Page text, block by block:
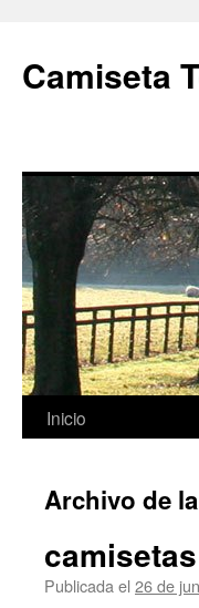
Camiseta
Saltar
contenido
Inicio
Archivo de
Publicada el 26 de